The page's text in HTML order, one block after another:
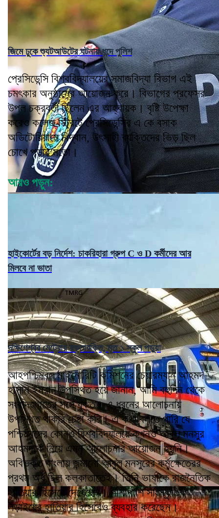
জিমে ঢুকে শ্যুটআউটের ঘটনায় ধন্দে পুলিশ
প্রেসিডেন্সি বিশ্ববিদ্যালয়ের সমাজবিদ্যা বিভাগ এই
চমৎকার অনুষ্ঠানের আয়োজন করে। বিভাগের প্রফেসর
উপল চক্রবর্তী ছিলেন এর আহ্বায়ক। বৃষ্টি উপেক্ষা
করেও কলেজ স্ট্রিটে প্রেসিডেন্সির এ কে বসাক
অডিটোরিয়ামে বিদ্বান, উৎসাহী ব্যক্তিদের ভিড় ছিল
চোখে পড়ার মতো।
আরও পড়ুন:
হাইকোর্টের বড় নির্দেশ: চাকরিহারা গ্রুপ C ও D কর্মীদের আর
মিলবে না ভাতা
দক্ষিণেশ্বর মেট্রোয় রক্তারক্তি, মৃত ১ স্কুল পড়ুয়া
আহপশ্চিমবঙ্গ মাইনোরিটি কমিশনের চেয়ারম্যান আহমদ
হাসান ইমরান উপস্থিত হয়ে জানান, আমি বহুদিন থেকে
সংবাদজগতের সঙ্গে যুক্ত। এ ধরনের আলোচনায়
উপস্থিত থাকার চেষ্টা করি। এ কথা বলতে পারি যে
পশ্চিমবঙ্গের কোনও বিশ্ববিদ্যালয়ে কখনও আবুল মনসুর
আহমদকে নিয়ে এমন আলোচনার আয়োজন হয়নি।
অবিভক্ত বাংলায় জন্মানো আবুল মনসুরের কর্মক্ষেত্রের
প্রথম অর্ধ ছিল কলকাতাতেই। তিনি ভাষাকে রাজনৈতিক
হাতিয়ার হিসেবে দেখেছেন। পাশাপাশি সাংস্কৃতিক
লড়াইয়ের হাতিয়ার হিসেবেও ব্যবহার করেছেন।